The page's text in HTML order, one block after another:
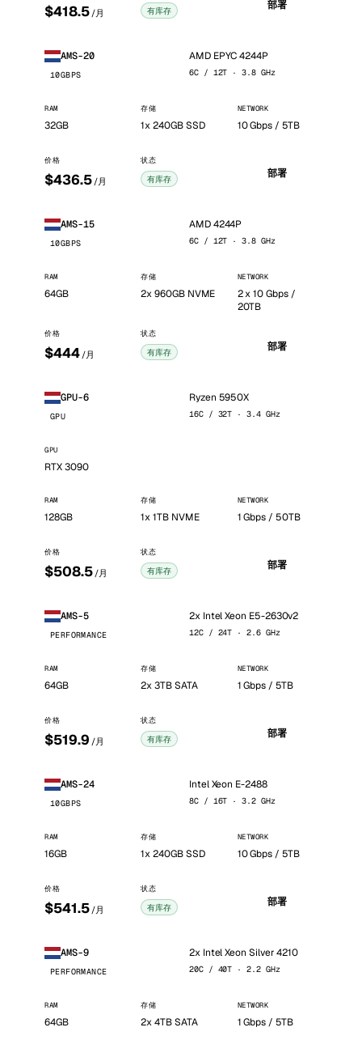
$418.5 /月 有库存 部署
AMS-20
10GBPS
AMD EPYC 4244P
6C / 12T · 3.8 GHz
RAM
32GB
存储
1x 240GB SSD
NETWORK
10 Gbps / 5TB
价格
$436.5 /月
状态
有库存 部署
AMS-15
10GBPS
AMD 4244P
6C / 12T · 3.8 GHz
RAM
64GB
存储
2x 960GB NVME
NETWORK
2 x 10 Gbps /
20TB
价格
$444 /月
状态
有库存 部署
GPU-6
GPU
Ryzen 5950X
16C / 32T · 3.4 GHz
GPU
RTX 3090
RAM
128GB
存储
1x 1TB NVME
NETWORK
1 Gbps / 50TB
价格
$508.5 /月
状态
有库存 部署
AMS-5
PERFORMANCE
2x Intel Xeon E5-2630v2
12C / 24T · 2.6 GHz
RAM
64GB
存储
2x 3TB SATA
NETWORK
1 Gbps / 5TB
价格
$519.9 /月
状态
有库存 部署
AMS-24
10GBPS
Intel Xeon E-2488
8C / 16T · 3.2 GHz
RAM
16GB
存储
1x 240GB SSD
NETWORK
10 Gbps / 5TB
价格
$541.5 /月
状态
有库存 部署
AMS-9
PERFORMANCE
2x Intel Xeon Silver 4210
20C / 40T · 2.2 GHz
RAM
64GB
存储
2x 4TB SATA
NETWORK
1 Gbps / 5TB